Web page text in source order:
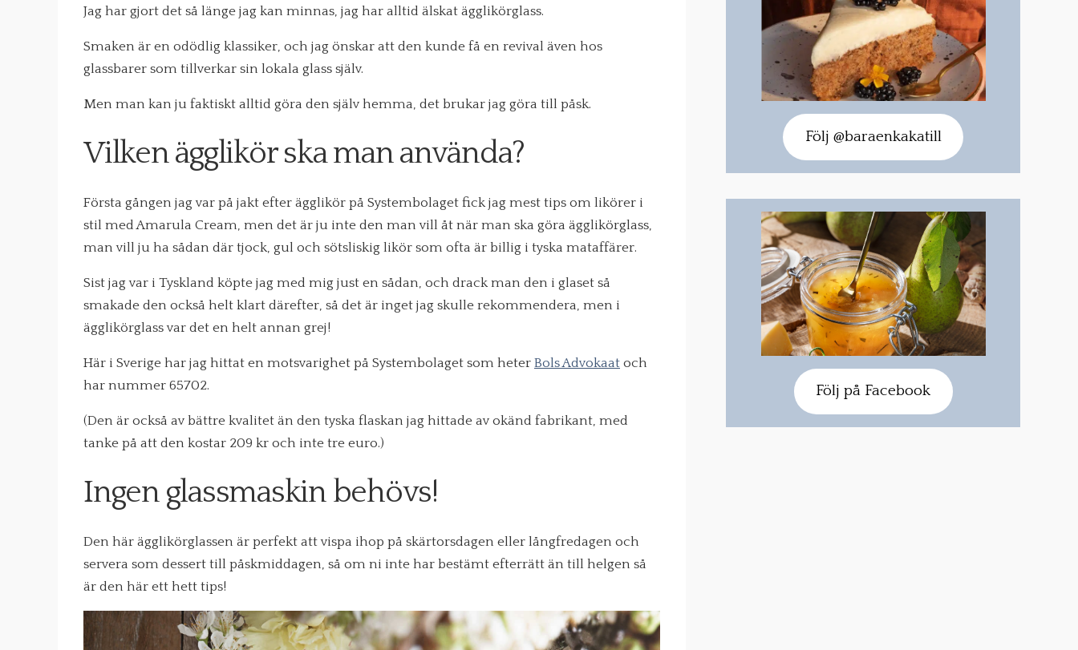
Jag har gjort det så länge jag kan minnas, jag har alltid älskat ägglikörglass.
Smaken är en odödlig klassiker, och jag önskar att den kunde få en revival även hos
glassbarer som tillverkar sin lokala glass själv.
Men man kan ju faktiskt alltid göra den själv hemma, det brukar jag göra till påsk.
Vilken ägglikör ska man använda?
Första gången jag var på jakt efter ägglikör på Systembolaget fick jag mest tips om likörer i
stil med Amarula Cream, men det är ju inte den man vill åt när man ska göra ägglikörglass,
man vill ju ha sådan där tjock, gul och sötsliskig likör som ofta är billig i tyska mataffärer.
Sist jag var i Tyskland köpte jag med mig just en sådan, och drack man den i glaset så
smakade den också helt klart därefter, så det är inget jag skulle rekommendera, men i
ägglikörglass var det en helt annan grej!
Här i Sverige har jag hittat en motsvarighet på Systembolaget som heter Bols Advokaat och
har nummer 65702.
(Den är också av bättre kvalitet än den tyska flaskan jag hittade av okänd fabrikant, med
tanke på att den kostar 209 kr och inte tre euro.)
Ingen glassmaskin behövs!
Den här ägglikörglassen är perfekt att vispa ihop på skärtorsdagen eller långfredagen och
servera som dessert till påskmiddagen, så om ni inte har bestämt efterrätt än till helgen så
är den här ett hett tips!
Följ @baraenkakatill
Följ på Facebook